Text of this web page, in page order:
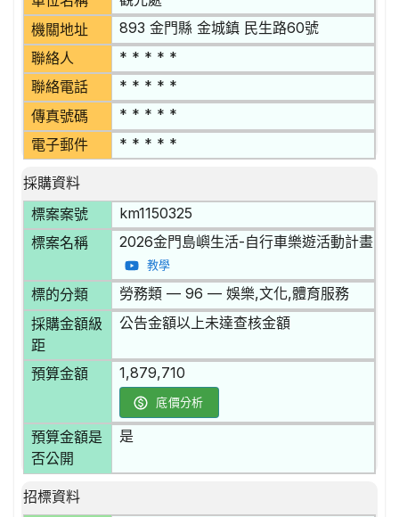
機關地址 893 金門縣 金城鎮 民生路60號
聯絡人 * * * * *
聯絡電話 * * * * *
傳真號碼 * * * * *
電子郵件 * * * * *
採購資料
標案案號
km1150325
標案名稱 2026金門島嶼生活-自行車樂遊活動計畫
教學
標的分類 勞務類 — 96 — 娛樂,文化,體育服務
採購金額級
距
公告金額以上未達查核金額
預算金額 1,879,710
底價分析
預算金額是
否公開
是
招標資料